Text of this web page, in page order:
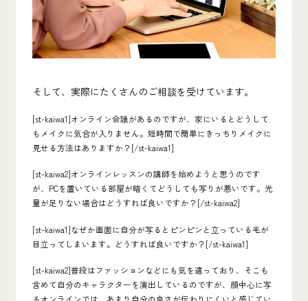
そして、実際にたくさんのご相談を受けています。
[st-kaiwa1]オンライン会議があるのですが、家にいるとどうして
もメイクに気合が入りません。短時間で簡単にきっちりメイクに
見せる方法はありますか？[/st-kaiwa1]
[st-kaiwa2]オンラインレッスンの講師を始めようと思うのです
が、PCを置いている部屋が暗くてどうしても写りが悪いです。光
量が足りない場合はどうすれば良いですか？[/st-kaiwa2]
[st-kaiwa1]なぜか画面に自分が写るとピンピンと立っている毛が
目立ってしまいます。どうすれば良いですか？[/st-kaiwa1]
[st-kaiwa2]普段はファッションなどにも気を遣っており、そこも
含めて自分のキャラクターを演出しているのですが、顔中心に写